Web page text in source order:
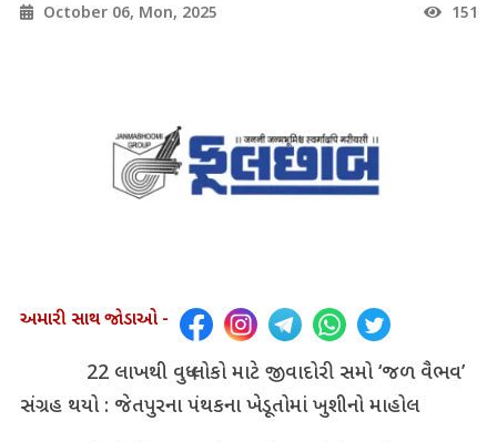
October 06, Mon, 2025 151
અમારી સાથ જોડાઓ -
22 લાખથી વધુ લોકો માટે જીવાદોરી સમો ‘જળ વૈભવ’
સંગ્રહ થયો : જેતપુરના પંથકના ખેડૂતોમાં ખુશીનો માહોલ